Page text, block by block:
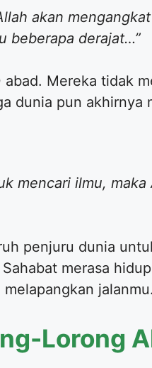
akan
beberapa derajat…”
Mereka tidak
dunia pun akhirnya
mencari ilmu,
penjuru dunia
merasa
jalanmu.
Lorong